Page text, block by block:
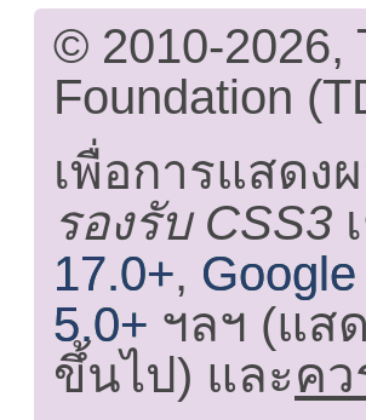
© 2010-2026,
Foundation
เพื่อการแสดง
รองรับ CSS3
17.0+,
5.0+ ฯลฯ (แส
ขึ้นไป) และคว